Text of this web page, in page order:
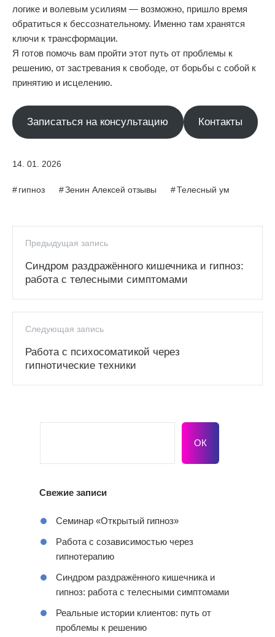
логике и волевым усилиям — возможно, пришло время
обратиться к бессознательному. Именно там хранятся
ключи к трансформации.
Я готов помочь вам пройти этот путь от проблемы к
решению, от застревания к свободе, от борьбы с собой к
принятию и исцелению.
Записаться на консультацию Контакты
14. 01. 2026
гипноз Зенин Алексей отзывы Телесный ум
Предыдущая запись
Синдром раздражённого кишечника и гипноз:
работа с телесными симптомами
Следующая запись
Работа с психосоматикой через
гипнотические техники
Свежие записи
Семинар «Открытый гипноз»
Работа с созависимостью через
гипнотерапию
Синдром раздражённого кишечника и
гипноз: работа с телесными симптомами
Реальные истории клиентов: путь от
проблемы к решению